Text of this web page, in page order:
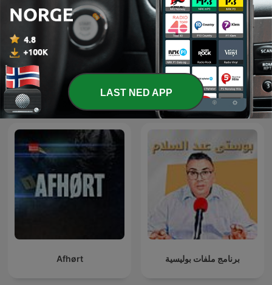
Lanz + Precht RSG Dokumentêr
Afhørt برنامج ملفات بوليسية
LAST NED APP